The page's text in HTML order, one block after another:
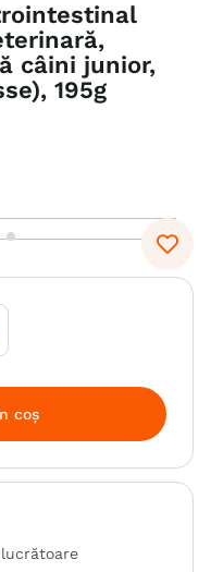
câini junior,
195g
coș